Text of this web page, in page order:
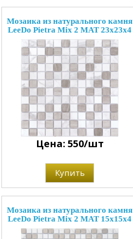
Мозаика из натурального камня
LeeDo Pietra Mix 2 MAT 23x23x4
Цена: 550/шт
Купить
Мозаика из натурального камня
LeeDo Pietra Mix 2 MAT 15x15x4